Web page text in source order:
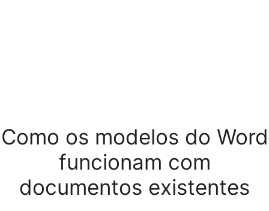
Como os modelos do Word
funcionam com
documentos existentes